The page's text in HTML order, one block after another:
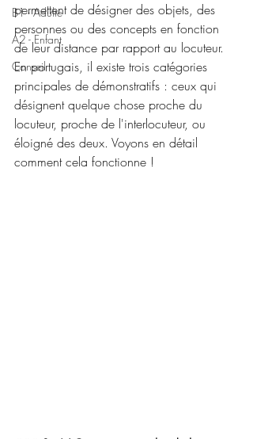
B1 - Adulte
A2 - Enfant
Conseil
permettent de désigner des objets, des
personnes ou des concepts en fonction
de leur distance par rapport au locuteur.
En portugais, il existe trois catégories
principales de démonstratifs : ceux qui
désignent quelque chose proche du
locuteur, proche de l'interlocuteur, ou
éloigné des deux. Voyons en détail
comment cela fonctionne !